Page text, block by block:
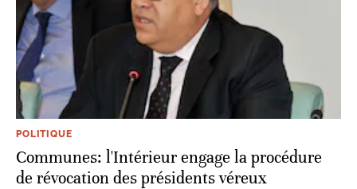
POLITIQUE
Communes: l'Intérieur engage la procédure
de révocation des présidents véreux